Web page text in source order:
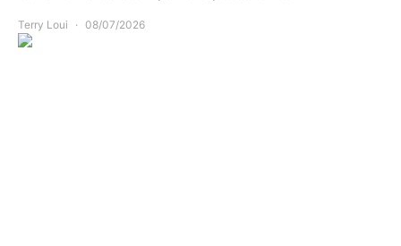
Terry Loui 08/07/2026